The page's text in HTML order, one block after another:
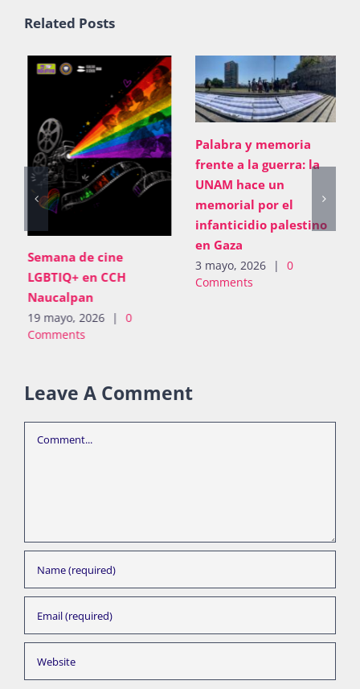
Related Posts
Semana de cine
LGBTIQ+ en CCH
Naucalpan
19 mayo, 2026 |
0
Comments
Palabra y memoria
frente a la guerra: la
UNAM hace un
memorial por el
infanticidio palestino
en Gaza
3 mayo, 2026 |
0
Comments
Leave A Comment
Comment